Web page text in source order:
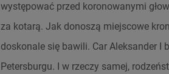
występować przed koronowanymi
za kotarą. Jak donoszą miejscowe
doskonale się bawili. Car Aleksander I
Petersburgu. I w rzeczy samej,